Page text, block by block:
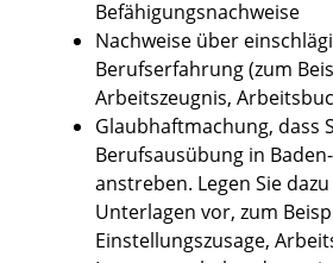
Befähigungsnachweise
Nachweise über
Berufserfahrung (zum
Arbeitszeugnis,
Glaubhaftmachung, dass
Berufsausübung in
anstreben. Legen Sie
Unterlagen vor, zum
Einstellungszusage,